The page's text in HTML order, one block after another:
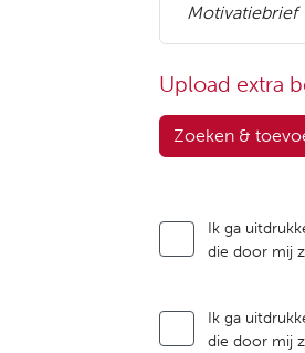
Motivatiebrief
Upload extra
Zoeken &
Ik ga
die door mij
Ik ga
die door mij